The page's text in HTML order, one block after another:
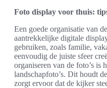
Foto display voor thuis:
Een goede organisatie van
aantrekkelijke digitale
gebruiken, zoals familie,
eenvoudig de juiste sfeer
organiseren van de foto’s is
landschapfoto’s. Dit houdt
zorgt ervoor dat de kijker